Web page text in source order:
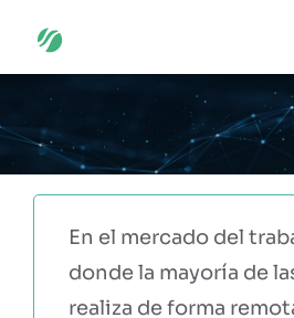
SOBRE
CASOS DE
En el mercado del
donde la mayoría de
realiza de forma